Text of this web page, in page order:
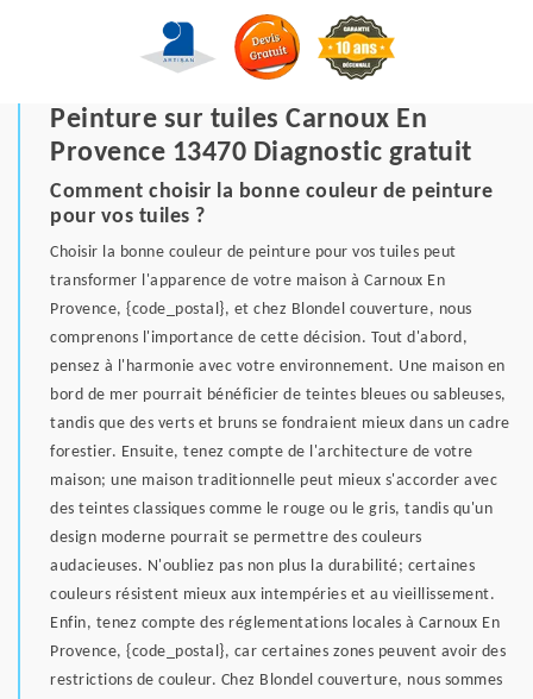
Peinture sur tuiles Carnoux En
Provence 13470 Diagnostic gratuit
Comment choisir la bonne couleur de peinture
pour vos tuiles ?
Choisir la bonne couleur de peinture pour vos tuiles peut
transformer l'apparence de votre maison à Carnoux En
Provence, {code_postal}, et chez Blondel couverture, nous
comprenons l'importance de cette décision. Tout d'abord,
pensez à l'harmonie avec votre environnement. Une maison en
bord de mer pourrait bénéficier de teintes bleues ou sableuses,
tandis que des verts et bruns se fondraient mieux dans un cadre
forestier. Ensuite, tenez compte de l'architecture de votre
maison; une maison traditionnelle peut mieux s'accorder avec
des teintes classiques comme le rouge ou le gris, tandis qu'un
design moderne pourrait se permettre des couleurs
audacieuses. N'oubliez pas non plus la durabilité; certaines
couleurs résistent mieux aux intempéries et au vieillissement.
Enfin, tenez compte des réglementations locales à Carnoux En
Provence, {code_postal}, car certaines zones peuvent avoir des
restrictions de couleur. Chez Blondel couverture, nous sommes